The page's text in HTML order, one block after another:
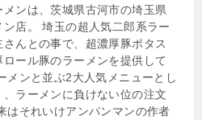
ンは、茨城県古河市の埼玉県
店。 埼玉の超人気二郎系ラー
んとの事で、超濃厚豚ポタス
ール豚のラーメンを提供して
メンと並ぶ2大人気メニューとし
ラーメンに負けない位の注文
はそれいけアンパンマンの作者